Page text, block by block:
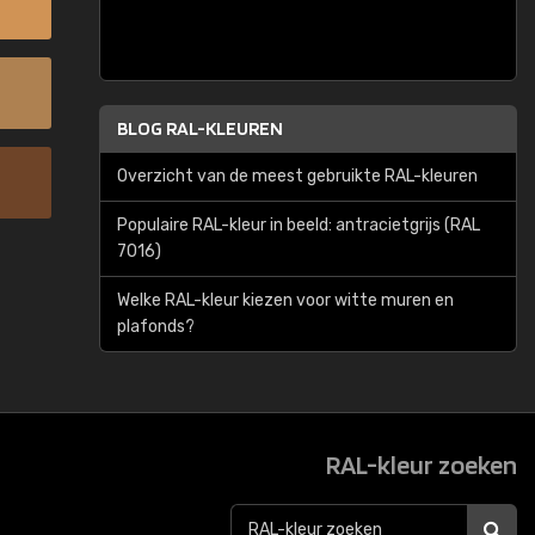
BLOG RAL-KLEUREN
Overzicht van de meest gebruikte RAL-kleuren
Populaire RAL-kleur in beeld: antracietgrijs (RAL
7016)
Welke RAL-kleur kiezen voor witte muren en
plafonds?
RAL-kleur zoeken